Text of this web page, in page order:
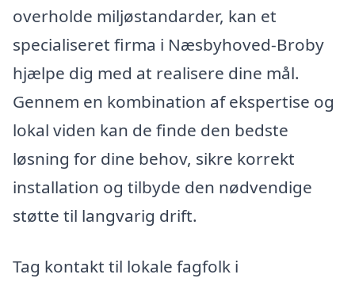
overholde miljøstandarder, kan et
specialiseret firma i Næsbyhoved-Broby
hjælpe dig med at realisere dine mål.
Gennem en kombination af ekspertise og
lokal viden kan de finde den bedste
løsning for dine behov, sikre korrekt
installation og tilbyde den nødvendige
støtte til langvarig drift.
Tag kontakt til lokale fagfolk i